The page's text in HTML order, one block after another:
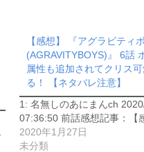
【感想】 『アグラビティ
(AGRAVITYBOYS)』 6話
属性も追加されてクリス
る！ 【ネタバレ注意】
1: 名無しのあにまんch
07:36:50 前話感想記事：【
2020年1月27日
未分類